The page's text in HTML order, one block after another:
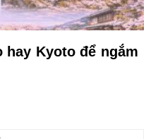
hay Kyoto để ngắm